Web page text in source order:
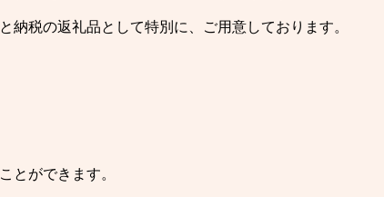
納税の返礼品として特別に、ご用意しております。
とができます。